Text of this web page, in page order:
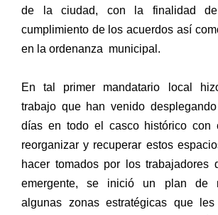
de la ciudad, con la finalidad de
cumplimiento de los acuerdos así
en la ordenanza municipal.
En tal primer mandatario local
trabajo que han venido
días en todo el casco histórico con
reorganizar y recuperar estos
hacer tomados por los trabajadores
emergente, se inició un plan de
algunas zonas estratégicas que